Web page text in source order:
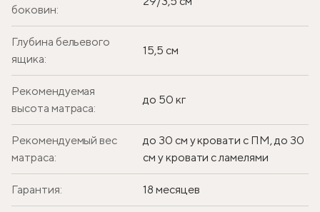
боковин:
Глубина бельевого
ящика:
15,5 см
Рекомендуемая
высота матраса:
до 50 кг
Рекомендуемый вес
матраса:
до 30 см у кровати с ПМ, до 30
см у кровати с ламелями
Гарантия: 18 месяцев